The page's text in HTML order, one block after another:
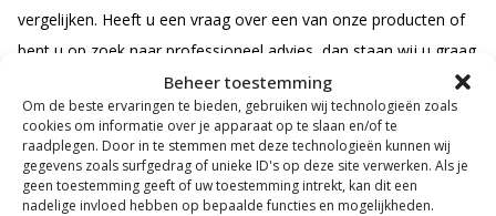
Beheer toestemming
Om de beste ervaringen te bieden, gebruiken wij technologieën zoals
cookies om informatie over je apparaat op te slaan en/of te
raadplegen. Door in te stemmen met deze technologieën kunnen wij
gegevens zoals surfgedrag of unieke ID's op deze site verwerken. Als je
geen toestemming geeft of uw toestemming intrekt, kan dit een
nadelige invloed hebben op bepaalde functies en mogelijkheden.
vergelijken. Heeft u een vraag over een van onze producten of
bent u op zoek naar professioneel advies, dan staan wij u graag
te woord. Ons assortiment is zeer divers en wisselt vaak, dus
vergeet niet om van tijd tot tijd een kijkje te komen nemen in
Swifterbant. Alle producten die u op de website vindt, ziet u
terug in onze showroom.